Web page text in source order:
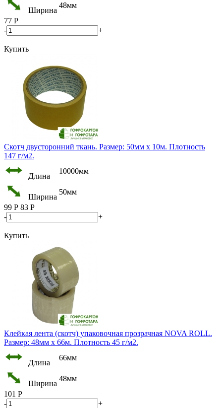
Ширина
48мм
77 Р
-
+
Купить
Скотч двусторонний ткань. Размер: 50мм х 10м. Плотность
147 г/м2.
Длина
10000мм
Ширина
50мм
99 Р 83 Р
-
+
Купить
Клейкая лента (скотч) упаковочная прозрачная NOVA ROLL.
Размер: 48мм х 66м. Плотность 45 г/м2.
Длина
66мм
Ширина
48мм
101 Р
-
+